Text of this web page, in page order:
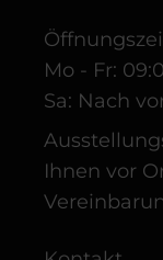
Mo - Fr:
Sa: Nach
Ihnen vor